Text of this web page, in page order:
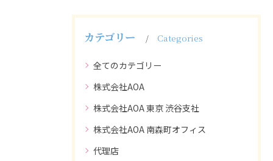
カテゴリー Categories
全てのカテゴリー
株式会社AOA
株式会社AOA 東京 渋谷支社
株式会社AOA 南森町オフィス
代理店